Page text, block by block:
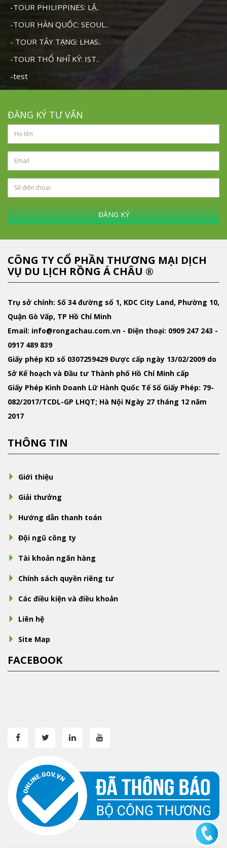
-TOUR PHILIPPINES: LẶ..
-TOUR HÀN QUỐC: SEOUL..
- TOUR TÂY TẠNG: LHAS..
-TOUR THỔ NHĨ KỲ: IST..
-test
ĐĂNG KÝ TƯ VẤN
ĐĂNG KÝ
CÔNG TY CỔ PHẦN THƯƠNG MẠI DỊCH
VỤ DU LỊCH RỒNG Á CHÂU ®
Trụ sở chính: Số 34 đường số 1, KDC City Land, Phường 10,
Quận Gò Vấp, TP Hồ Chí Minh
Email: info@rongachau.com.vn - Điện thoại: 0909 247 243 -
0917 489 839
Giấy phép KD số 0307259429 Được cấp ngày 13/02/2009 do
Sở Kế hoạch và Đầu tư Thành phố Hồ Chí Minh cấp
Giấy Phép Kinh Doanh Lữ Hành Quốc TếSố Giấy Phép: 79-
082/2017/TCDL-GP LHQT; Hà Nội Ngày 27 tháng 12 năm
2017
THÔNG TIN
Giới thiệu
Giải thưởng
Hướng dẫn thanh toán
Đội ngũ công ty
Tài khoản ngân hàng
Chính sách quyền riêng tư
Các điều kiện và điều khoản
Liên hệ
Site Map
FACEBOOK